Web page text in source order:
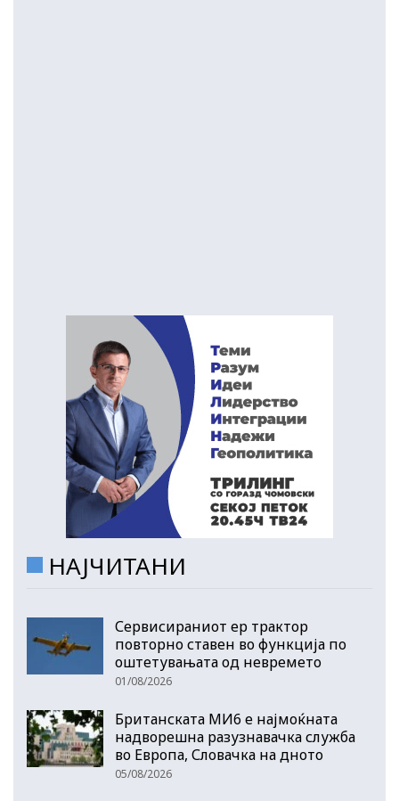
НАЈЧИТАНИ
Сервисираниот ер трактор
повторно ставен во функција по
оштетувањата од невремето
01/08/2026
Британската МИ6 е најмоќната
надворешна разузнавачка служба
во Европа, Словачка на дното
05/08/2026